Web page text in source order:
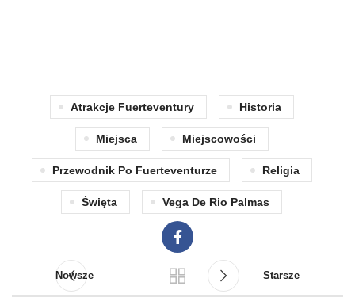
Atrakcje Fuerteventury Historia
Miejsca Miejscowości
Przewodnik Po Fuerteventurze Religia
Święta Vega De Rio Palmas
Nowsze Starsze